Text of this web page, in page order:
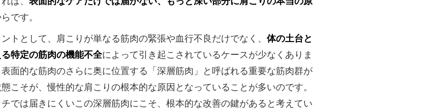
です。
トとして、肩こりが単なる筋肉の緊張や血行不良だけでなく、 体の土台と
特定の筋肉の機能不全によって引き起こされているケースが少なくありま
面的な筋肉のさらに奥に位置する「深層筋肉」と呼ばれる重要な筋肉群が
こそが、慢性的な肩こりの根本的な原因となっていることが多いのです。
では届きにくいこの深層筋肉にこそ、根本的な改善の鍵があると考えてい